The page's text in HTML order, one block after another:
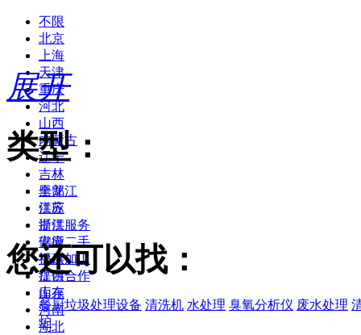
不限
北京
上海
天津
重庆
河北
山西
内蒙古
辽宁
吉林
黑龙江
江苏
浙江
安徽
福建
江西
山东
河南
湖北
展开
类型：
全部
供应
提供服务
供应二手
提供加工
提供合作
库存
您还可以找：
餐厨垃圾处理设备 清洗机 水处理 臭氧分析仪 废水处理
炉